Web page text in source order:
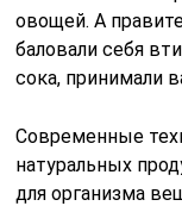
овощей. А
баловали себя
сока, принимали
Современные
натуральных
для организма